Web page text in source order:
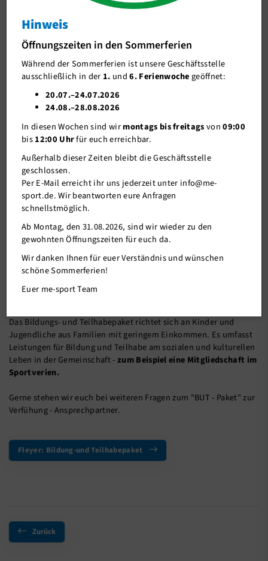
Das Bildungs - und Teilhabepaket
Mitmachen möglich machen!
Das Bildungs - und Teilhabepaket
Mitmachen möglich machen!
18.04.2022
Das Bildungs- und Teilhabepaket richtet sich an Kinder und
Jugendliche aus Familien mit geringem Einkommen. Es umfasst
Leistungen für Bildung und Teilhabe am sozialen und kulturellen
Leben in der Gemeinschaft -zum Beispiel eine Mitgliedschaft im
Sportverien.
Gerne stehen wir euch bei weiteren Fragen zum "BUT - Paket" zur
Verfühung -Ansprechpartner.
Fleyer: Bildung-und Teilhabepaket
Zurück
J-Team
Stellenangebote
Förderverein me-sport e.V.
Mitgliederservice
Verantwortung
Hinweis
Öffnungszeiten in den Sommerferien
Während der Sommerferien ist unsere Geschäftsstelle
ausschließlich in der 1. und6. Ferienwochegeöffnet:
20.07.–24.07.2026
24.08.–28.08.2026
In diesen Wochen sind wirmontags bis freitagsvon09:00
bis12:00 Uhrfür euch erreichbar.
Außerhalb dieser Zeiten bleibt die Geschäftsstelle
geschlossen.
Per E-Mail erreicht ihr uns jederzeit unter info@me-
sport.de. Wir beantworten eure Anfragen
schnellstmöglich.
Ab Montag, den 31.08.2026, sind wir wieder zu den
gewohnten Öffnungszeiten für euch da.
Wir danken Ihnen für euer Verständnis und wünschen
schöne Sommerferien!
Euer me-sport Team